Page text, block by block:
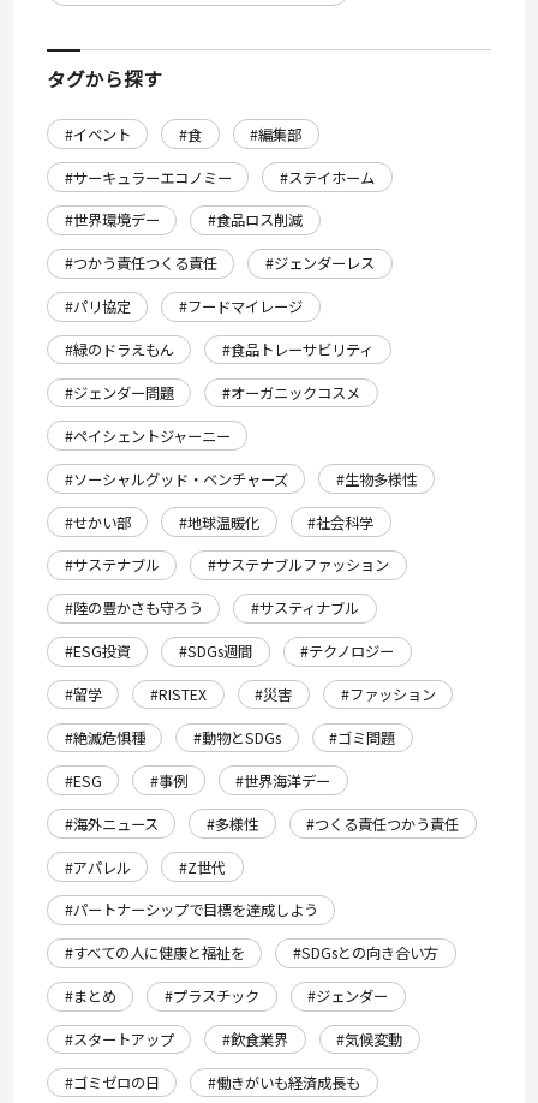
タグから探す
#イベント #食
#編集部
#サーキュラーエコノミー
#ステイホーム
#世界環境デー
#食品ロス削減
#つかう責任つくる責任
#ジェンダーレス
#パリ協定
#フードマイレージ
#緑のドラえもん
#食品トレーサビリティ
#ジェンダー問題
#オーガニックコスメ
#ペイシェントジャーニー
#ソーシャルグッド・ベンチャーズ
#生物多様性
#せかい部
#地球温暖化
#社会科学
#サステナブル
#サステナブルファッション
#陸の豊かさも守ろう
#サスティナブル
#ESG投資
#SDGs週間
#テクノロジー
#留学
#RISTEX #災害
#ファッション
#絶滅危惧種
#動物とSDGs
#ゴミ問題
#ESG
#事例
#世界海洋デー
#海外ニュース
#多様性
#つくる責任つかう責任
#アパレル
#Z世代
#パートナーシップで目標を達成しよう
#すべての人に健康と福祉を
#SDGsとの向き合い方
#まとめ
#プラスチック
#ジェンダー
#スタートアップ
#飲食業界
#気候変動
#ゴミゼロの日
#働きがいも経済成長も